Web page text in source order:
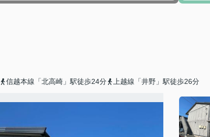
信越本線「北高崎」駅徒歩24分 上越線「井野」駅徒歩26分